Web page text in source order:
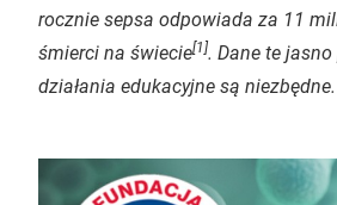
rocznie sepsa odpowiada za 11
śmierci na świecie[1]. Dane te
działania edukacyjne są niezbędne.